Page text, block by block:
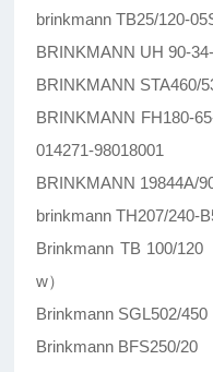
brinkmann TB25/120-
BRINKMANN UH 90-
BRINKMANN STA460/
BRINKMANN FH180-
014271-98018001
BRINKMANN 19844A/
brinkmann TH207/240-
Brinkmann TB 100/120
w）
Brinkmann SGL502/450
Brinkmann BFS250/20